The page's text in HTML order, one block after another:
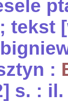
tekst
:
s. :